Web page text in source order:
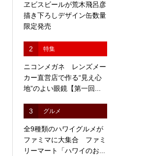
ヱビスビールが荒木飛呂彦
描き下ろしデザイン缶数量
限定発売
2 特集
ニコンメガネ レンズメー
カー直営店で作る“見え心
地”のよい眼鏡【第一回...
3 グルメ
全9種類のハワイグルメが
ファミマに大集合 ファミ
リーマート「ハワイのお...